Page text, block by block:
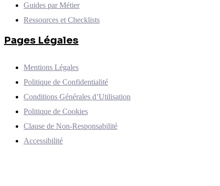
Guides par Métier
Ressources et Checklists
Pages Légales
Mentions Légales
Politique de Confidentialité
Conditions Générales d’Utilisation
Politique de Cookies
Clause de Non-Responsabilité
Accessibilité